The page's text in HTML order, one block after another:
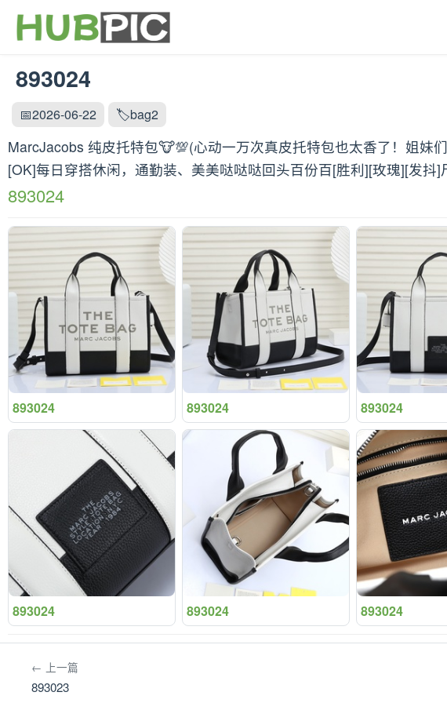
893024
📅2026-06-22 🏷️bag2
MarcJacobs 纯皮托特包🐮💯(心动一万次真皮托特包也太香了！姐妹
[OK]每日穿搭休闲，通勤装、美美哒哒哒回头百份百[胜利][玫瑰][发抖]
893024
893024 893024 893024
893024 893024 893024
← 上一篇
893023